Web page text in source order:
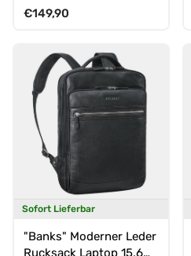
Leder Groß Herren
Normaler Preis
€149,90
Sofort Lieferbar
"Banks" Moderner Leder
Rucksack Laptop 15,6